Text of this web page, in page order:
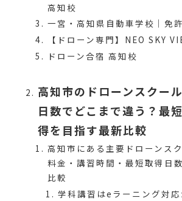
高知校
一宮・高知県自動車学校｜免
【ドローン専門】NEO SKY
ドローン合宿 高知校
高知市のドローンスクー
日数でどこまで違う？最
得を目指す最新比較
高知市にある主要ドローンス
料金・講習時間・最短取得日
比較
学科講習はeラーニング対